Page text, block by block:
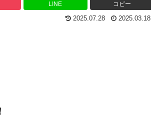
LINE コピー
2025.07.28 2025.03.18